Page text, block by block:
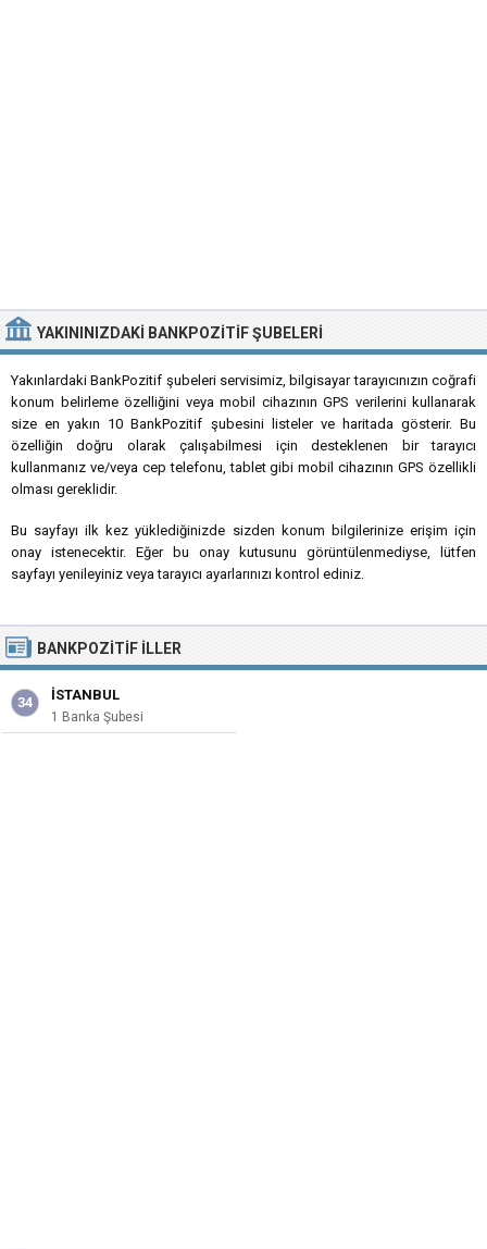
YAKININIZDAKI BANKPOZITIF ŞUBELERI
Yakınlardaki BankPozitif şubeleri servisimiz, bilgisayar tarayıcınızın coğrafi
konum belirleme özelliğini veya mobil cihazının GPS verilerini kullanarak
size en yakın 10 BankPozitif şubesini listeler ve haritada gösterir. Bu
özelliğin doğru olarak çalışabilmesi için desteklenen bir tarayıcı
kullanmanız ve/veya cep telefonu, tablet gibi mobil cihazının GPS özellikli
olması gereklidir.
Bu sayfayı ilk kez yüklediğinizde sizden konum bilgilerinize erişim için
onay istenecektir. Eğer bu onay kutusunu görüntülenmediyse, lütfen
sayfayı yenileyiniz veya tarayıcı ayarlarınızı kontrol ediniz.
BANKPOZITIF İLLER
34 İSTANBUL
1 Banka Şubesi